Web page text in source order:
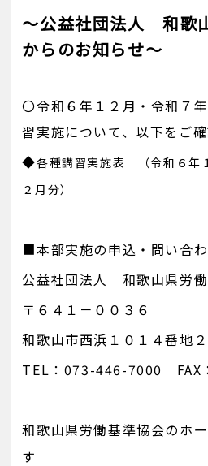
～公益社団法人 和歌
からのお知らせ～
〇令和６年１２月・令和７
習実施について、以下をご確
◆各種講習実施表 （令和６年
２月分）
■本部実施の申込・問い合
公益社団法人 和歌山県労
〒６４１－００３６
和歌山市西浜１０１４番地２
TEL：073-446-7000 FAX
和歌山県労働基準協会のホ
す